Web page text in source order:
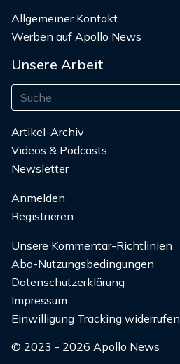
Allgemeiner Kontakt
Werben auf Apollo News
Unsere Arbeit
Artikel-Archiv
Videos & Podcasts
Newsletter
Anmelden
Registrieren
Unsere Kommentar-Richtlinien
Abo-Nutzungsbedingungen
Datenschutzerklärung
Impressum
Einwilligung Tracking widerrufen
© 2023 - 2026 Apollo News